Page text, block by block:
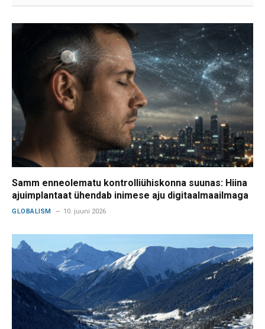
Samm enneolematu kontrolliühiskonna suunas: Hiina
ajuimplantaat ühendab inimese aju digitaalmaailmaga
GLOBALISM 10. juuni 2026